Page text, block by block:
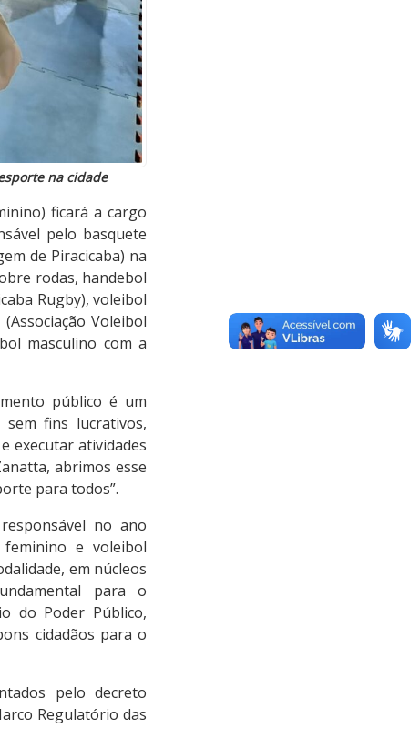
na cidade
ficará a cargo
pelo basquete
de Piracicaba) na
rodas, handebol
Rugby), voleibol
Voleibol
masculino com a
público é um
fins lucrativos,
executar atividades
abrimos esse
para todos”.
no ano
e voleibol
em núcleos
para o
do Poder Público,
cidadãos para o
pelo decreto
Regulatório das